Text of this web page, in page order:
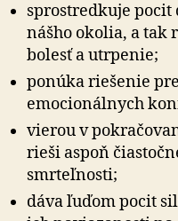
sprostredkuje
nášho okolia, a tak
bolesť a utrpenie;
ponúka riešenie
emocionálnych
vierou v
rieši aspoň
smrteľnosti;
dáva ľuďom pocit